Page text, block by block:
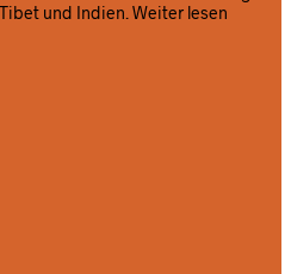
und Indien. Weiter lesen